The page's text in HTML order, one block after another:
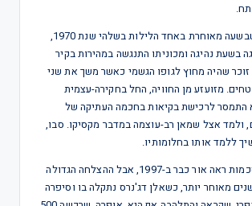
האגדה מספרת שבשעה מאוחרת באחד הלילות בשלהי שנת 1970,
בשעת נהיגה ומכוניתו התנגשה במהירות בקיר
זוכר שהיה מחוץ לגופו הגשמי כאשר משך את שני
מזועזע מן החוויה, החל בחקירה-עצמית
התמסר לרכישת בקיאות בחכמה העתיקה של
ולמד אצל שמאן רב-עוצמה במדבר מקסיקו. סבו,
ללמד אותו בחלומותיו.
הספר ארבע ההסכמות ראה אור כבר ב-1997, אבל ההצלחה הגדולה
מאוחר יותר, כשאלן דג'נרס נתקלה בו וסיפרה